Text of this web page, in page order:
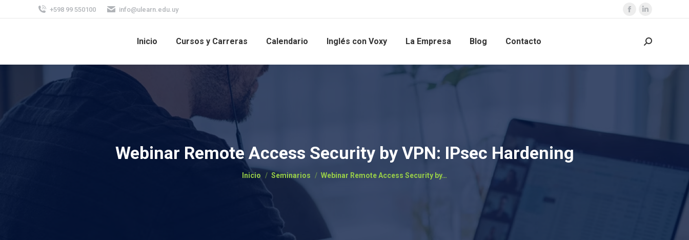
+598 99 550100 info@ulearn.edu.uy
Inicio Cursos y Carreras Calendario Inglés con Voxy La Empresa Blog Contacto
Webinar Remote Access Security by VPN: IPsec Hardening
Estás aquí:
Inicio Seminarios Webinar Remote Access Security by…